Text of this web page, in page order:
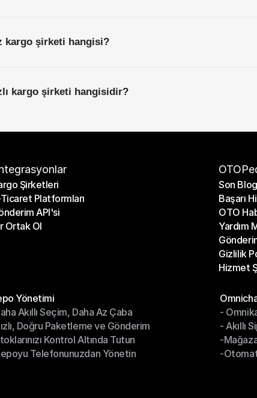
kargo şirketi hangisi?
kargo şirketi hangisidir?
Şirketleri
Şirketleri
Platformları
Platformları
API'si
API'si
Ortak Ol
Son
Son
Başarı
Başarı
OTO
OTO
Yardım
Yardım
Gizlilik
Gizlilik
Hizmet
Yönetimi
Yönetimi
Akıllı Seçim, Daha Az Çaba
Akıllı Seçim, Daha Az Çaba
Doğru Paketleme ve Gönderim
Doğru Paketleme ve Gönderim
Kontrol Altında Tutun
Kontrol Altında Tutun
Telefonunuzdan Yönetin
-
-
- Akıllı
- Akıllı
-
-
-